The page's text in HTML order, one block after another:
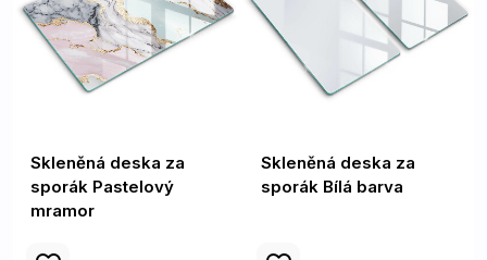
Skleněná deska za
sporák Pastelový
mramor
Skleněná deska za
sporák Bílá barva